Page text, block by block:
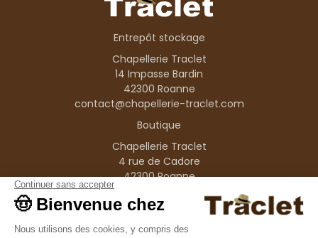
Entrepôt stockage
Chapellerie Traclet
14 Impasse Bardin
42300 Roanne
contact@chapellerie-traclet.com
Boutique
Chapellerie Traclet
4 rue de Cadore
42300 Roanne